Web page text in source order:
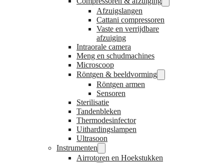
Afzuigslangen
Cattani compressoren
Vaste en verrijdbare
afzuiging
Intraorale camera
Meng en schudmachines
Microscoop
Röntgen & beeldvorming
Röntgen armen
Sensoren
Sterilisatie
Tandenbleken
Thermodesinfector
Uithardingslampen
Ultrasoon
Instrumenten
Airrotoren en Hoekstukken